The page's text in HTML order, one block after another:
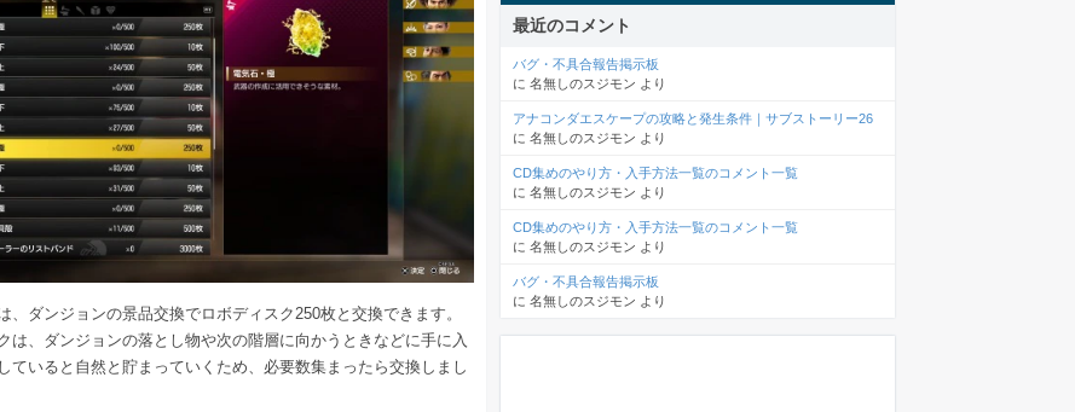
、ダンジョンの景品交換でロボディスク250枚と交換できます。
は、ダンジョンの落とし物や次の階層に向かうときなどに手に入
ていると自然と貯まっていくため、必要数集まったら交換しまし
最近のコメント
バグ・不具合報告掲示板
に 名無しのスジモン より
アナコンダエスケープの攻略と発生条件｜サブストーリー26
に 名無しのスジモン より
CD集めのやり方・入手方法一覧のコメント一覧
に 名無しのスジモン より
CD集めのやり方・入手方法一覧のコメント一覧
に 名無しのスジモン より
バグ・不具合報告掲示板
に 名無しのスジモン より